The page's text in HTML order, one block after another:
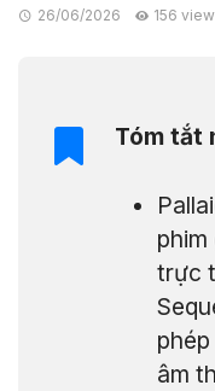
26/06/2026 156
Tóm tắt
phim
trực
âm